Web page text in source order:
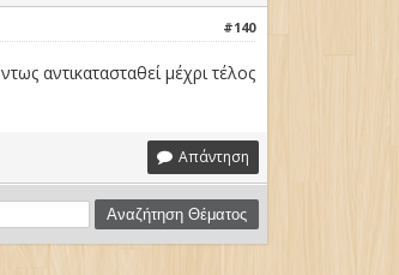
#140
αντικατασταθεί μέχρι τέλος
Απάντηση